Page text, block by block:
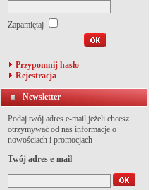
Zapamiętaj
Przypomnij hasło
Rejestracja
Newsletter
Podaj twój adres e-mail jeżeli chcesz
otrzymywać od nas informacje o
nowościach i promocjach
Twój adres e-mail